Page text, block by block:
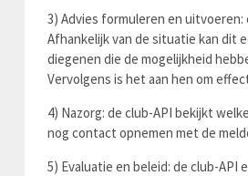
3) Advies formuleren en
Afhankelijk van de situatie kan dit
diegenen die de mogelijkheid
Vervolgens is het aan hen om
4) Nazorg: de club-API bekijkt
nog contact opnemen met de
5) Evaluatie en beleid: de club-